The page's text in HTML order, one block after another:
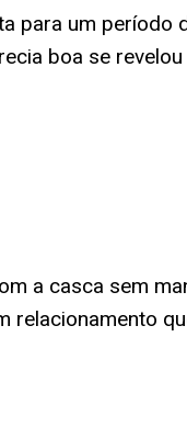
para um período
boa se
a casca sem